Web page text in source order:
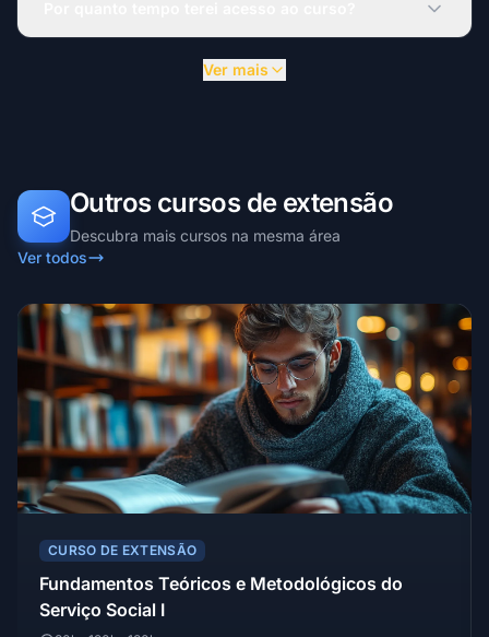
Ver mais
Outros cursos de extensão
Descubra mais cursos na mesma área
Ver todos
CURSO DE EXTENSÃO
Fundamentos Teóricos e Metodológicos do
Serviço Social I